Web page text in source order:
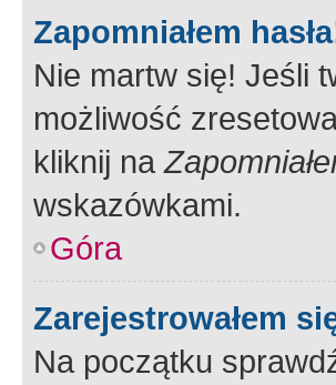
Zapomniałem
Nie martw się! Jeśli
możliwość
kliknij na
wskazówkami.
Góra
Zarejestrowałem
Na początku